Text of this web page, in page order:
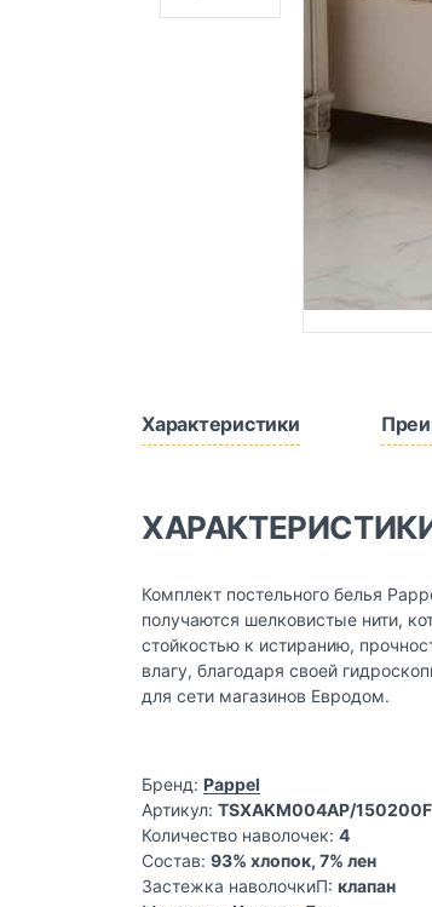
Характеристики
Комплект постельного белья
получаются шелковистые нити,
стойкостью к истиранию,
влагу, благодаря своей
для сети магазинов Евродом.
Бренд: Pappel
Артикул: TSXAKM004AP/150200F
Количество наволочек: 4
Состав: 93% хлопок, 7% лен
Застежка наволочкиП: клапан